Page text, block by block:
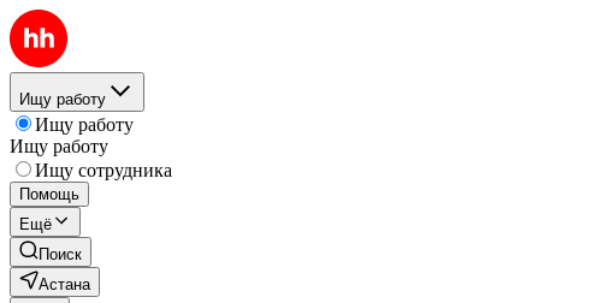
Ищу работу
Ищу работу
Ищу работу
Ищу сотрудника
Помощь
Ещё
Поиск
Астана